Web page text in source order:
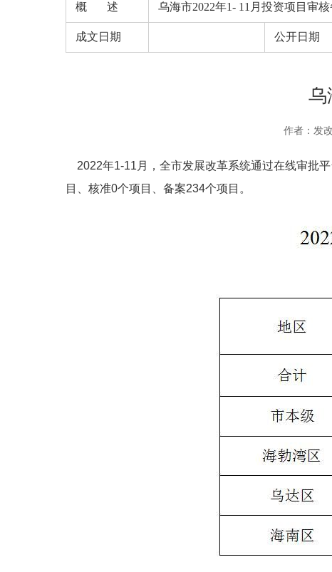
概 述 乌海市2022年1- 11月投资项目审
成文日期 公开日期
乌
作者：发
2022年1-11月，全市发展改革系统通过在线审批
目、核准0个项目、备案234个项目。